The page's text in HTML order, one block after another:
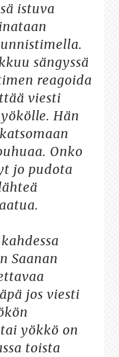
istuva
sängyssä
reagoida
viesti
Hän
Onko
jo pudota
Saanan
jos viesti
yökkö on
toista